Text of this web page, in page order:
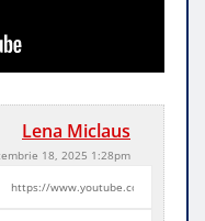
Lena Miclaus
18, 2025 1:28pm